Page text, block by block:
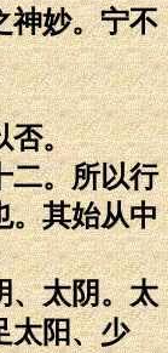
神妙。宁不
否。
二。所以行
。其始从中
、太阴。太
太阳、少